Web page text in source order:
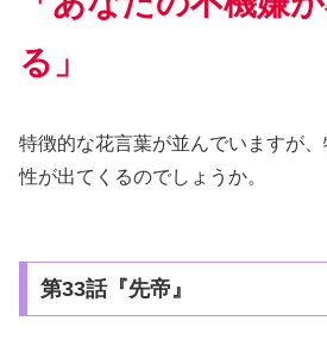
る」
特徴的な花言葉が並んでいますが
性が出てくるのでしょうか。
第33話『先帝』